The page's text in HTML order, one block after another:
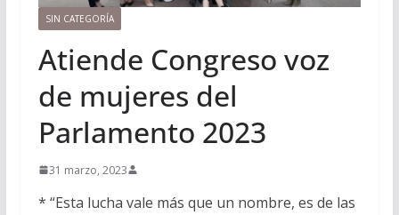
SIN CATEGORÍA
Atiende Congreso voz
de mujeres del
Parlamento 2023
31 marzo, 2023
* “Esta lucha vale más que un nombre, es de las